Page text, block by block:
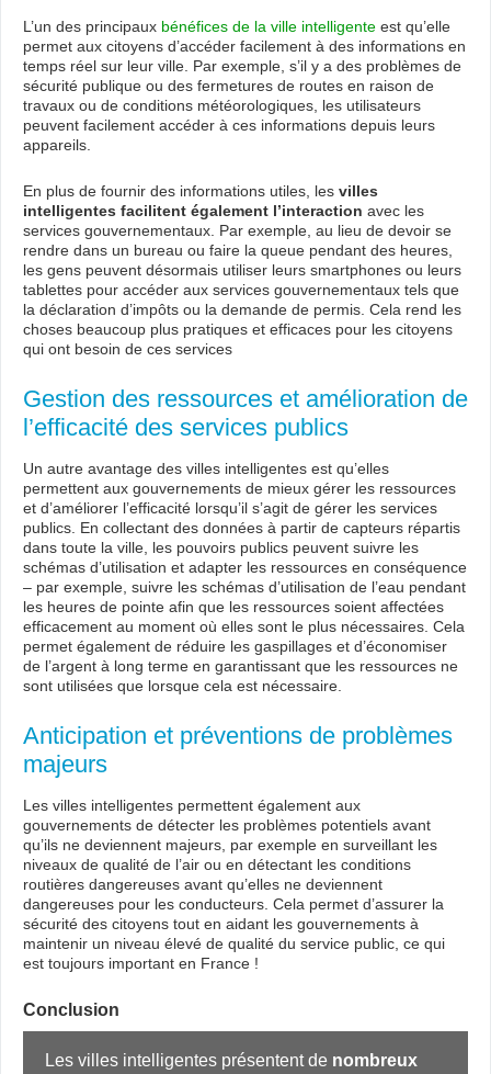
L’un des principaux bénéfices de la ville intelligente est qu’elle
permet aux citoyens d’accéder facilement à des informations en
temps réel sur leur ville. Par exemple, s’il y a des problèmes de
sécurité publique ou des fermetures de routes en raison de
travaux ou de conditions météorologiques, les utilisateurs
peuvent facilement accéder à ces informations depuis leurs
appareils.
En plus de fournir des informations utiles, les villes
intelligentes facilitent également l’interaction avec les
services gouvernementaux. Par exemple, au lieu de devoir se
rendre dans un bureau ou faire la queue pendant des heures,
les gens peuvent désormais utiliser leurs smartphones ou leurs
tablettes pour accéder aux services gouvernementaux tels que
la déclaration d’impôts ou la demande de permis. Cela rend les
choses beaucoup plus pratiques et efficaces pour les citoyens
qui ont besoin de ces services
Gestion des ressources et amélioration de
l’efficacité des services publics
Un autre avantage des villes intelligentes est qu’elles
permettent aux gouvernements de mieux gérer les ressources
et d’améliorer l’efficacité lorsqu’il s’agit de gérer les services
publics. En collectant des données à partir de capteurs répartis
dans toute la ville, les pouvoirs publics peuvent suivre les
schémas d’utilisation et adapter les ressources en conséquence
– par exemple, suivre les schémas d’utilisation de l’eau pendant
les heures de pointe afin que les ressources soient affectées
efficacement au moment où elles sont le plus nécessaires. Cela
permet également de réduire les gaspillages et d’économiser
de l’argent à long terme en garantissant que les ressources ne
sont utilisées que lorsque cela est nécessaire.
Anticipation et préventions de problèmes
majeurs
Les villes intelligentes permettent également aux
gouvernements de détecter les problèmes potentiels avant
qu’ils ne deviennent majeurs, par exemple en surveillant les
niveaux de qualité de l’air ou en détectant les conditions
routières dangereuses avant qu’elles ne deviennent
dangereuses pour les conducteurs. Cela permet d’assurer la
sécurité des citoyens tout en aidant les gouvernements à
maintenir un niveau élevé de qualité du service public, ce qui
est toujours important en France !
Conclusion
Les villes intelligentes présentent de nombreux